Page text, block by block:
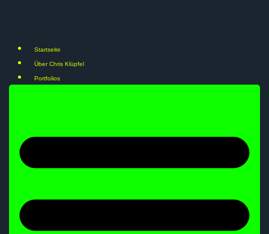
Startseite
Über Chris Klüpfel
Portfolios